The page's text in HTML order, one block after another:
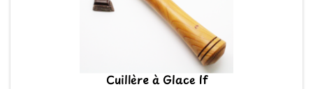
Cuillère à Glace If